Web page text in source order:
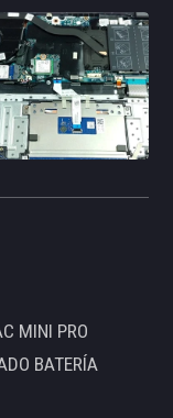
MINI PRO
BATERÍA